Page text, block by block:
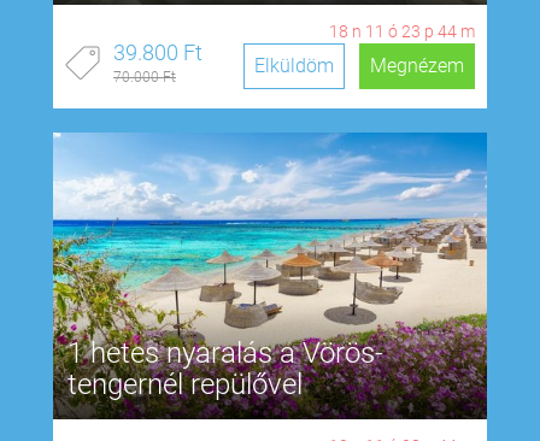
18 n 11 ó 23 p 43 m
39.800 Ft
70.000 Ft Megnézem
Elküldöm
1 hetes nyaralás a Vörös-
tengernél repülővel